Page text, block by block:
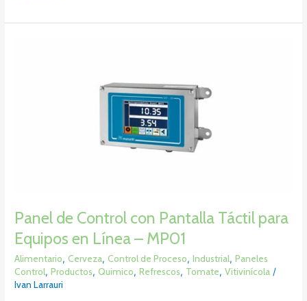
Panel de Control con Pantalla Táctil para
Equipos en Línea – MP01
Alimentario, Cerveza, Control de Proceso,Industrial,Paneles
Control,Productos, Quimico,Refrescos, Tomate,Vitivinícola /
Ivan Larrauri
MP01